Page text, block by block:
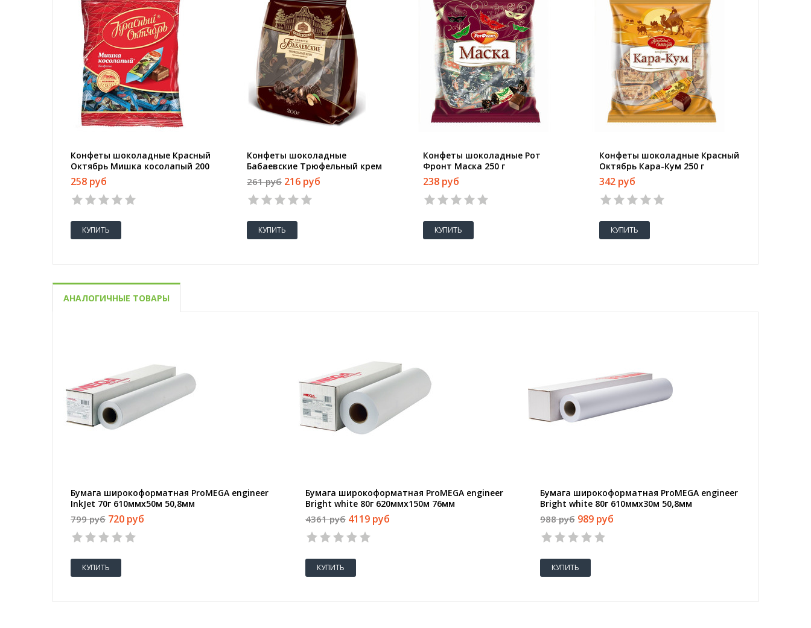
Конфеты шоколадные Красный
Октябрь Мишка косолапый 200
г
258 руб
КУПИТЬ
Конфеты шоколадные
Бабаевские Трюфельный крем
с цельным миндалем 200 г
261 руб 216 руб
КУПИТЬ
Конфеты шоколадные Рот
Фронт Маска 250 г
238 руб
КУПИТЬ
Конфеты шоколадные Красный
Октябрь Кара-Кум 250 г
342 руб
КУПИТЬ
АНАЛОГИЧНЫЕ ТОВАРЫ
Бумага широкоформатная ProMEGA engineer
InkJet 70г 610ммх50м 50,8мм
799 руб 720 руб
КУПИТЬ
Бумага широкоформатная ProMEGA engineer
Bright white 80г 620ммх150м 76мм
4361 руб 4119 руб
КУПИТЬ
Бумага широкоформатная ProMEGA engineer
Bright white 80г 610ммх30м 50,8мм
988 руб 989 руб
КУПИТЬ